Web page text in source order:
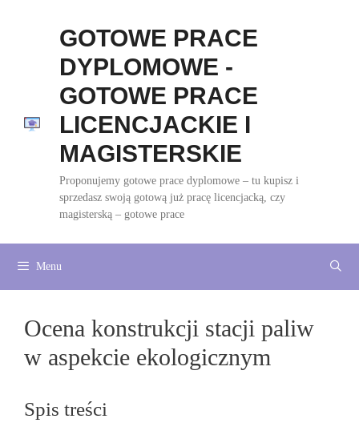
GOTOWE PRACE
DYPLOMOWE -
GOTOWE PRACE
LICENCJACKIE I
MAGISTERSKIE
Proponujemy gotowe prace dyplomowe – tu kupisz i
sprzedasz swoją gotową już pracę licencjacką, czy
magisterską – gotowe prace
Menu
Ocena konstrukcji stacji paliw
w aspekcie ekologicznym
Spis treści